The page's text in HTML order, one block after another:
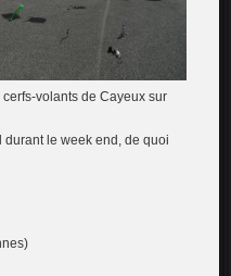
volants de Cayeux sur
le week end, de quoi